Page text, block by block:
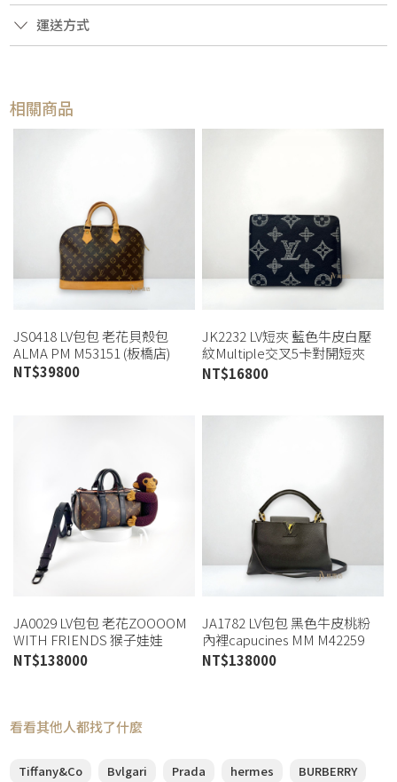
運送方式
相關商品
JS0418 LV包包 老花貝殼包
ALMA PM M53151 (板橋店)
NT$39800
JK2232 LV短夾 藍色牛皮白壓
紋Multiple交叉5卡對開短夾
M83379(高雄店)
NT$16800
JA0029 LV包包 老花ZOOOOM
WITH FRIENDS 猴子娃娃
KEEPALL XS(喬萱桃園店)
NT$138000
JA1782 LV包包 黑色牛皮桃粉
內裡capucines MM M42259
(桃園店)
NT$138000
看看其他人都找了什麼
Tiffany&Co Bvlgari Prada hermes
BURBERRY